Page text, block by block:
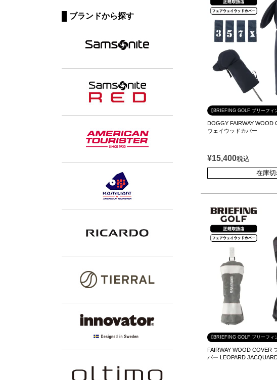
ブランドから探す
【BRIEFING GOLF ブリーフィ
DOGGY FAIRWAY WOOD
ウェイウッドカバー
¥15,400税込
在庫
【BRIEFING GOLF ブリーフィ
FAIRWAY WOOD COVER
バー LEOPARD